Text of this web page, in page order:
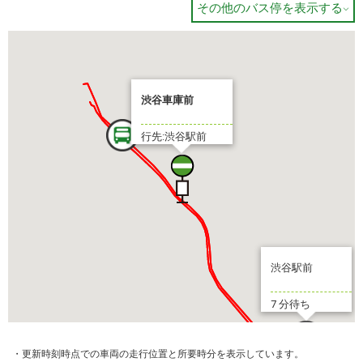
その他のバス停を表示する 
渋谷車庫前
行先:渋谷駅前
渋谷駅前
7 分待ち
・更新時刻時点での車両の走行位置と所要時分を表示しています。